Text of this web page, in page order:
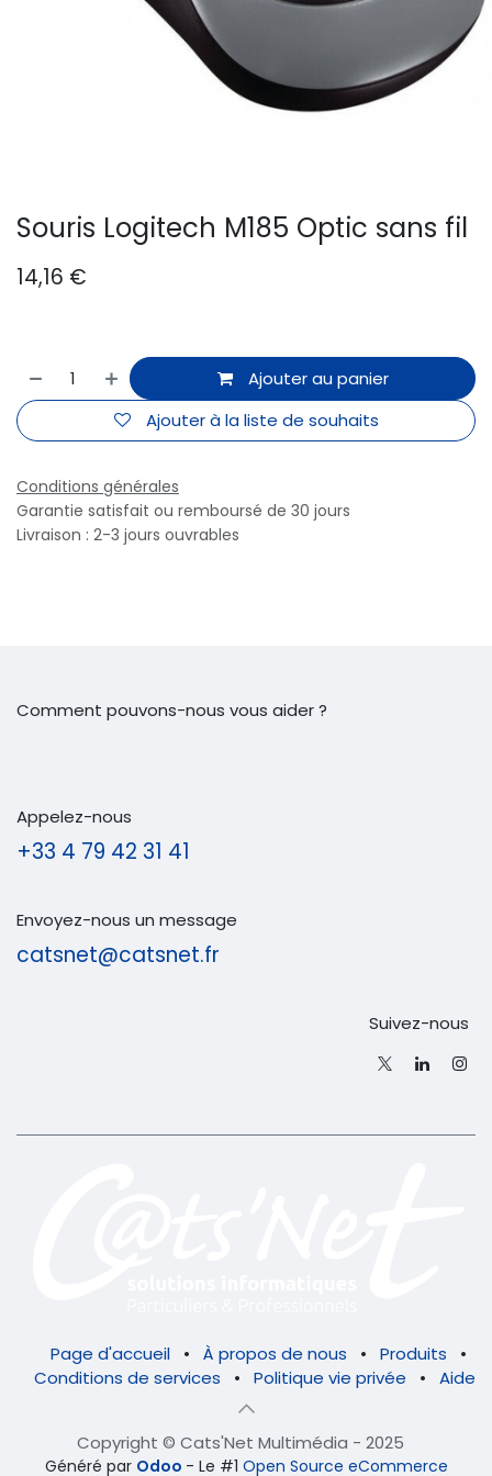
Souris Logitech M185 Optic sans fil
14,16 €
Ajouter au panier
Ajouter à la liste de souhaits
Conditions générales
Garantie satisfait ou remboursé de 30 jours
Livraison : 2-3 jours ouvrables
Comment pouvons-nous vous aider ?
Appelez-nous
+33 4 79 42 31 41
Envoyez-nous un message
catsnet@catsnet.fr
Suivez-nous
Page d'accueil • À propos de nous • Produits
•
Conditions de services
• Politique vie privée • Aide
Copyright © Cats'Net Multimédia - 2025
Généré par Odoo - Le #1 Open Source eCommerce